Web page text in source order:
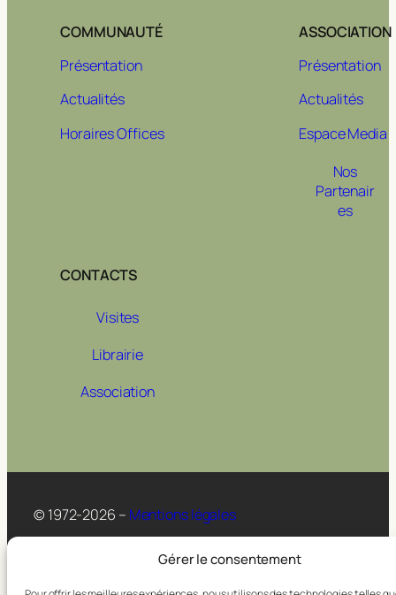
Gérer le consentement
COMMUNAUTÉ
Présentation
Actualités
Horaires Offices
ASSOCIATION
Présentation
Actualités
Espace Media
Nos
Partenair
es
CONTACTS
Visites
Librairie
Association
© 1972-2026 – Mentions légales